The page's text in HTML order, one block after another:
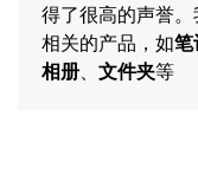
得了很高的声誉
相关的产品，如笔
相册
文件夹等